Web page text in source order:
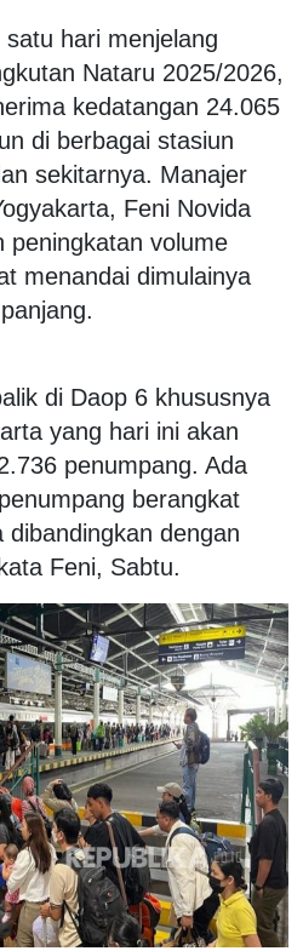
hari menjelang
Nataru 2025/2026,
kedatangan 24.065
di berbagai stasiun
sekitarnya. Manajer
Feni Novida
peningkatan volume
menandai dimulainya
di Daop 6 khususnya
yang hari ini akan
penumpang. Ada
berangkat
dibandingkan dengan
Feni, Sabtu.